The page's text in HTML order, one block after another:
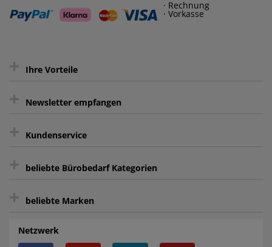
· Rechnung
· Vorkasse
+ Ihre Vorteile
Kauf auf Rechnung³
sicher Shoppen durch SSL
intelligentes Kundenkonto
+ Newsletter empfangen
Sie können sich zu jeder Zeit abmelden.
+ Kundenservice
Kontakt
FAQ
AGB
Datenschutz
+ beliebte Bürobedarf Kategorien
Aktenvernichter
Batterien
Bleistifte
Heftstreifen
Radiergummis
+ beliebte Marken
Alco
Avery/Zweckform
Leitz
Netzwerk